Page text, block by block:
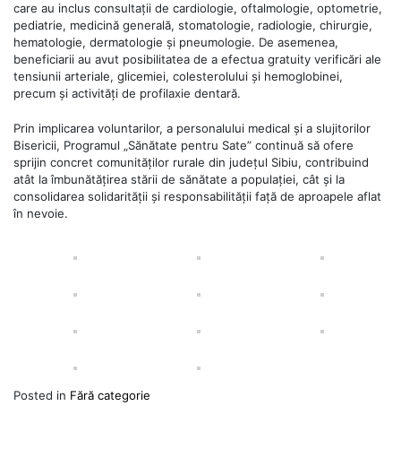
care au inclus consultații de cardiologie, oftalmologie, optometrie,
pediatrie, medicină generală, stomatologie, radiologie, chirurgie,
hematologie, dermatologie și pneumologie. De asemenea,
beneficiarii au avut posibilitatea de a efectua gratuity verificări ale
tensiunii arteriale, glicemiei, colesterolului și hemoglobinei,
precum și activități de profilaxie dentară.
Prin implicarea voluntarilor, a personalului medical și a slujitorilor
Bisericii, Programul „Sănătate pentru Sate” continuă să ofere
sprijin concret comunităților rurale din județul Sibiu, contribuind
atât la îmbunătățirea stării de sănătate a populației, cât și la
consolidarea solidarității și responsabilității față de aproapele aflat
în nevoie.
Posted in Fără categorie